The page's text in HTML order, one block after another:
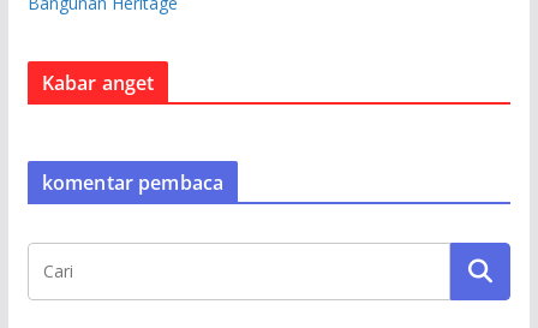
Kabar anget
komentar pembaca